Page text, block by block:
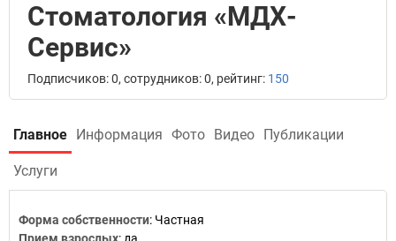
Стоматология «МДХ-
Сервис»
Подписчиков: 0, сотрудников: 0, рейтинг: 150
Главное Информация Фото Видео Публикации
Услуги
Форма собственности: Частная